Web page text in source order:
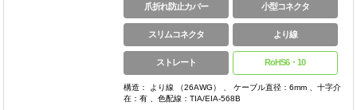
爪折れ防止カバー 小型コネクタ
スリムコネクタ より線
ストレート RoHS6・10
構造： より線 （26AWG） 、 ケーブル直径：6mm 、十字介
在：有 、色配線：TIA/EIA-568B